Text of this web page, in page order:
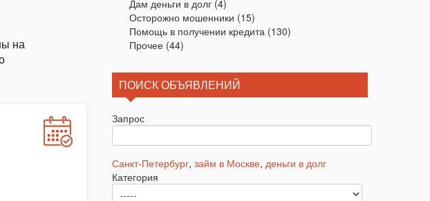
на
Дам деньги в долг(4)
Осторожно мошенники (15)
Помощь в получении кредита(130)
Прочее(44)
ПОИСК ОБЪЯВЛЕНИЙ
Запрос
Санкт-Петербург, займ в Москве, деньги в долг
Категория